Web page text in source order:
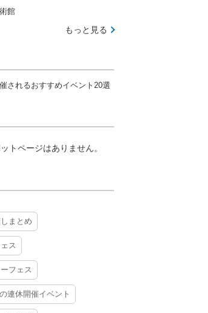
館
もっと見る
されるおすすめイベント20選
トページはありません。
まとめ
ス
フェス
連休開催イベント